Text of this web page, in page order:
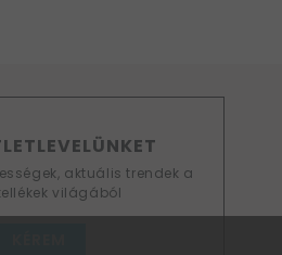
aktuális trendek a
világából